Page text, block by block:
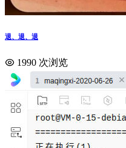
退、退、退
1990 次浏览